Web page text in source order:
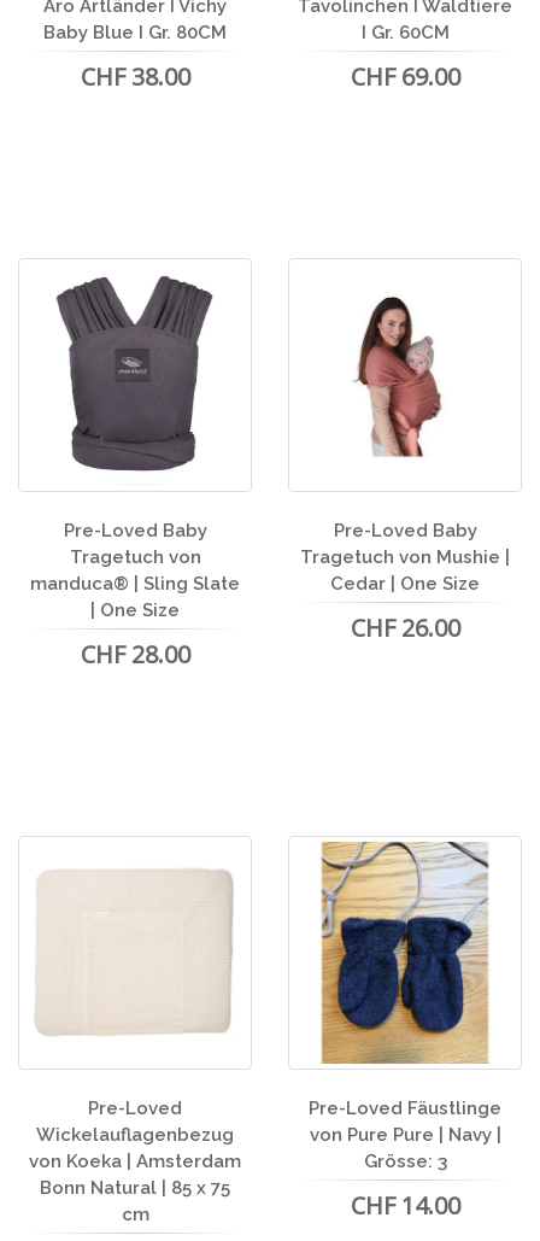
Aro Artländer I Vichy
Baby Blue I Gr. 80CM
CHF 38.00
Tavolinchen I Waldtiere
I Gr. 60CM
CHF 69.00
Pre-Loved Baby
Tragetuch von
manduca® | Sling Slate
| One Size
CHF 28.00
Pre-Loved Baby
Tragetuch von Mushie |
Cedar | One Size
CHF 26.00
Pre-Loved
Wickelauflagenbezug
von Koeka | Amsterdam
Bonn Natural | 85 x 75
cm
Pre-Loved Fäustlinge
von Pure Pure | Navy |
Grösse: 3
CHF 14.00